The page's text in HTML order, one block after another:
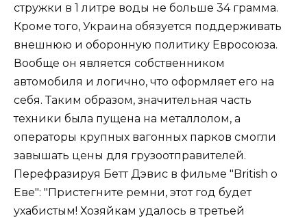
стружки в 1 литре воды не больше 34 грамма.
Кроме того, Украина обязуется поддерживать
внешнюю и оборонную политику Евросоюза.
Вообще он является собственником
автомобиля и логично, что оформляет его на
себя. Таким образом, значительная часть
техники была пущена на металлолом, а
операторы крупных вагонных парков смогли
завышать цены для грузоотправителей.
Перефразируя Бетт Дэвис в фильме "British о
Еве": "Пристегните ремни, этот год будет
ухабистым! Хозяйкам удалось в третьей